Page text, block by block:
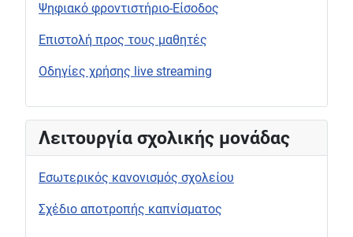
Ψηφιακό φροντιστήριο-Είσοδος
Επιστολή προς τους μαθητές
Οδηγίες χρήσης live streaming
Λειτουργία σχολικής μονάδας
Εσωτερικός κανονισμός σχολείου
Σχέδιο αποτροπής καπνίσματος